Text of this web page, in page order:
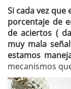
Si cada vez
porcentaje de
de aciertos (
muy mala
estamos
mecanismos